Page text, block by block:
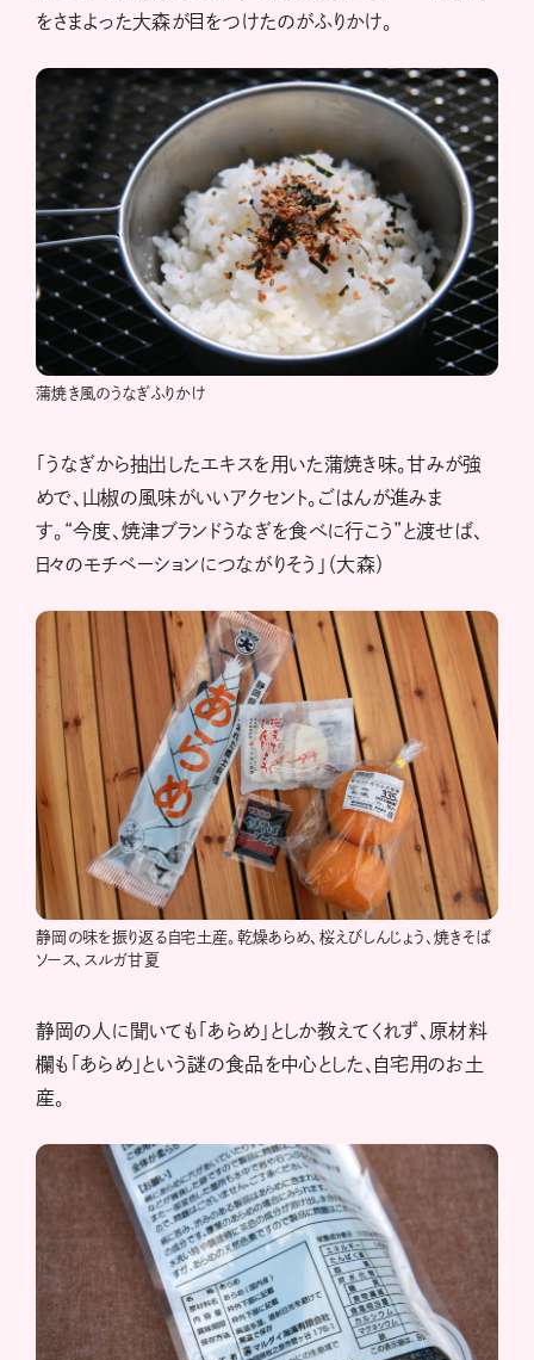
をさまよった大森が目をつけたのがふりかけ。
蒲焼き風のうなぎふりかけ
「うなぎから抽出したエキスを用いた蒲焼き味。甘みが強
めで、山椒の風味がいいアクセント。ごはんが進みま
す。“今度、焼津ブランドうなぎを食べに行こう”と渡せば、
日々のモチベーションにつながりそう」（大森）
静岡の味を振り返る自宅土産。乾燥あらめ、桜えびしんじょう、焼きそば
ソース、スルガ甘夏
静岡の人に聞いても「あらめ」としか教えてくれず、原材料
欄も「あらめ」という謎の食品を中心とした、自宅用のお土
産。